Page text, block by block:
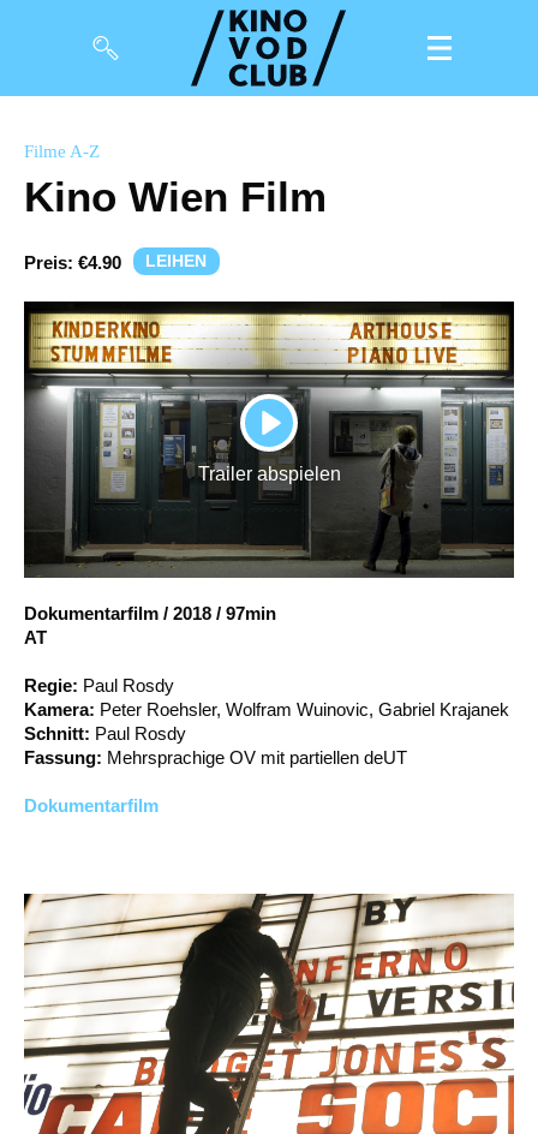
Magazin
Kuratierungen
So geht’s
Filmpakete
Gutscheine
& Filmpässe
Account
Filme A-Z
Kino Wien Film
Preis: €4.90 LEIHEN
PLAY
Trailer abspielen
Dokumentarfilm / 2018 / 97min
AT
Regie: Paul Rosdy
Kamera: Peter Roehsler, Wolfram Wuinovic, Gabriel Krajanek
Schnitt: Paul Rosdy
Fassung: Mehrsprachige OV mit partiellen deUT
Dokumentarfilm